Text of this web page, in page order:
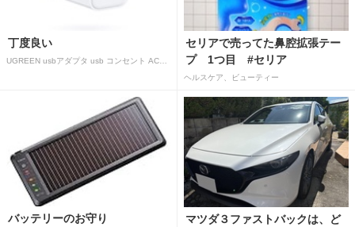
丁度良い
セリアで売ってた鼻腔拡張テー
プ 1つ目 #セリア
ヘルスケア、ビューティー
バッテリーのお守り
マツダ３ファストバックは、ど